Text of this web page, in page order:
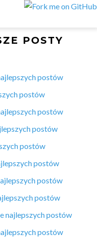
POSTY
postów
postów
postów
postów
postów
postów
postów
postów
najlepszych postów
postów